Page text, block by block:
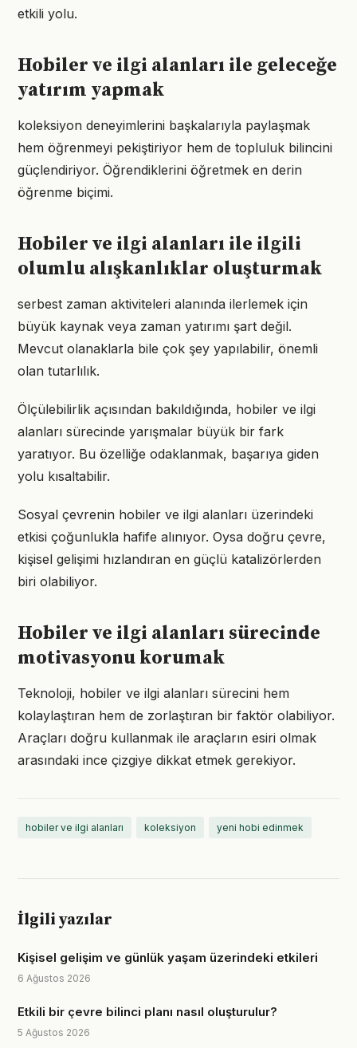
etkili yolu.
Hobiler ve ilgi alanları ile geleceğe
yatırım yapmak
koleksiyon deneyimlerini başkalarıyla paylaşmak
hem öğrenmeyi pekiştiriyor hem de topluluk bilincini
güçlendiriyor. Öğrendiklerini öğretmek en derin
öğrenme biçimi.
Hobiler ve ilgi alanları ile ilgili
olumlu alışkanlıklar oluşturmak
serbest zaman aktiviteleri alanında ilerlemek için
büyük kaynak veya zaman yatırımı şart değil.
Mevcut olanaklarla bile çok şey yapılabilir, önemli
olan tutarlılık.
Ölçülebilirlik açısından bakıldığında, hobiler ve ilgi
alanları sürecinde yarışmalar büyük bir fark
yaratıyor. Bu özelliğe odaklanmak, başarıya giden
yolu kısaltabilir.
Sosyal çevrenin hobiler ve ilgi alanları üzerindeki
etkisi çoğunlukla hafife alınıyor. Oysa doğru çevre,
kişisel gelişimi hızlandıran en güçlü katalizörlerden
biri olabiliyor.
Hobiler ve ilgi alanları sürecinde
motivasyonu korumak
Teknoloji, hobiler ve ilgi alanları sürecini hem
kolaylaştıran hem de zorlaştıran bir faktör olabiliyor.
Araçları doğru kullanmak ile araçların esiri olmak
arasındaki ince çizgiye dikkat etmek gerekiyor.
hobiler ve ilgi alanları koleksiyon yeni hobi edinmek
İlgili yazılar
Kişisel gelişim ve günlük yaşam üzerindeki etkileri
6 Ağustos 2026
Etkili bir çevre bilinci planı nasıl oluşturulur?
5 Ağustos 2026